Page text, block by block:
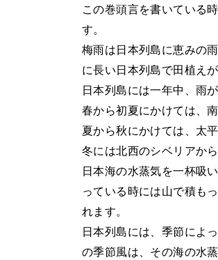
この巻頭言を書いている
す。
梅雨は日本列島に恵みの
に長い日本列島で田植え
日本列島には一年中、雨
春から初夏にかけては、
夏から秋にかけては、太
冬には北西のシベリアか
日本海の水蒸気を一杯吸
っている時には山で積も
れます。
日本列島には、季節によ
の季節風は、その海の水